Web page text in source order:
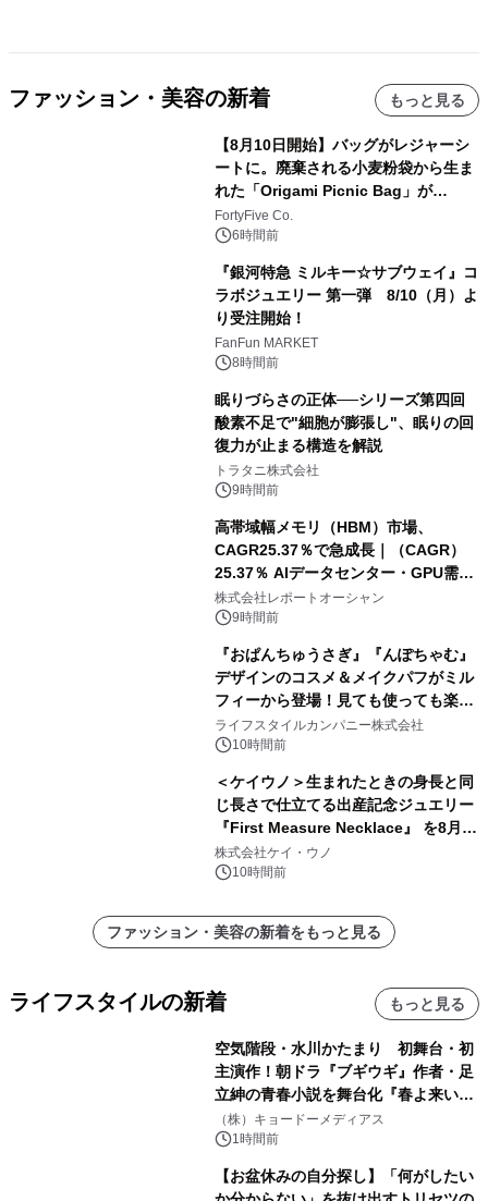
ファッション・美容の新着 もっと見る
【8月10日開始】バッグがレジャーシ
ートに。廃棄される小麦粉袋から生ま
れた「Origami Picnic Bag」が
Makuakeに登場
FortyFive Co.
6時間前
『銀河特急 ミルキー☆サブウェイ』コ
ラボジュエリー 第一弾 8/10（月）よ
り受注開始！
FanFun MARKET
8時間前
眠りづらさの正体──シリーズ第四回
酸素不足で"細胞が膨張し"、眠りの回
復力が止まる構造を解説
トラタニ株式会社
9時間前
高帯域幅メモリ（HBM）市場、
CAGR25.37％で急成長｜（CAGR）
25.37％ AIデータセンター・GPU需要
拡大が2035年の市場成長を牽引
株式会社レポートオーシャン
9時間前
『おぱんちゅうさぎ』『んぽちゃむ』
デザインのコスメ＆メイクパフがミル
フィーから登場！見ても使っても楽し
い、ポップでキュートなコレクショ
ン。
ライフスタイルカンパニー株式会社
10時間前
＜ケイウノ＞生まれたときの身長と同
じ長さで仕立てる出産記念ジュエリー
『First Measure Necklace』 を8月14
日(金)に発売
株式会社ケイ・ウノ
10時間前
ファッション・美容の新着をもっと見る
ライフスタイルの新着 もっと見る
空気階段・水川かたまり 初舞台・初
主演作！朝ドラ『ブギウギ』作者・足
立紳の青春小説を舞台化『春よ来い、
マジで来い』キービジュアル解禁！
（株）キョードーメディアス
1時間前
【お盆休みの自分探し】「何がしたい